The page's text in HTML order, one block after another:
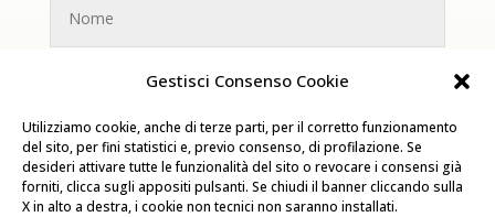
Gestisci Consenso Cookie
Utilizziamo cookie, anche di terze parti, per il corretto funzionamento
del sito, per fini statistici e, previo consenso, di profilazione. Se
desideri attivare tutte le funzionalità del sito o revocare i consensi già
forniti, clicca sugli appositi pulsanti. Se chiudi il banner cliccando sulla
X in alto a destra, i cookie non tecnici non saranno installati.